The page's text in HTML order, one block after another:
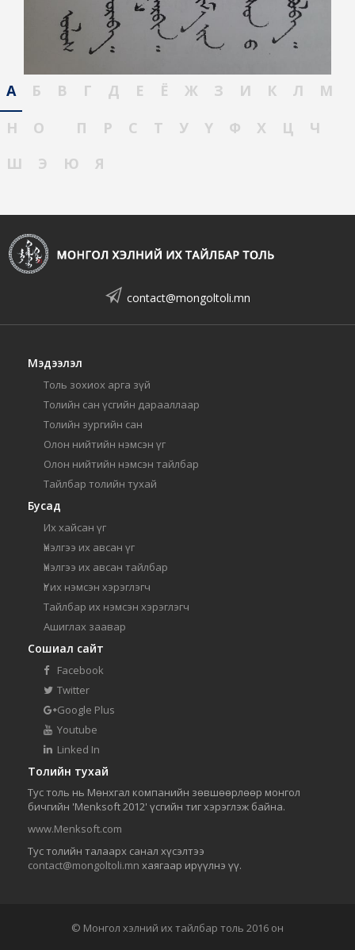
А Б В Г Д Е Ё Ж З И К Л
М
Н
О П Р С Т У Ү Ф Х Ц
Ч
Ш
Э Ю Я
contact@mongoltoli.mn
Мэдээлэл
Толь зохиох арга зүй
Толийн сан үсгийн дарааллаар
Толийн зургийн сан
Олон нийтийн нэмсэн үг
Олон нийтийн нэмсэн тайлбар
Тайлбар толийн тухай
Бусад
Их хайсан үг
Үнэлгээ их авсан үг
Үнэлгээ их авсан тайлбар
Үг их нэмсэн хэрэглэгч
Тайлбар их нэмсэн хэрэглэгч
Ашиглах заавар
Сошиал сайт
Facebook
Twitter
Google Plus
Youtube
Linked In
Толийн тухай
Тус толь нь Мөнхгал компанийн зөвшөөрлөөр монгол
бичгийн 'Menksoft 2012' үсгийн тиг хэрэглэж байна.
www.Menksoft.com
Тус толийн талаарх санал хүсэлтээ
contact@mongoltoli.mn хаягаар ирүүлнэ үү.
© Монгол хэлний их тайлбар толь 2016 он